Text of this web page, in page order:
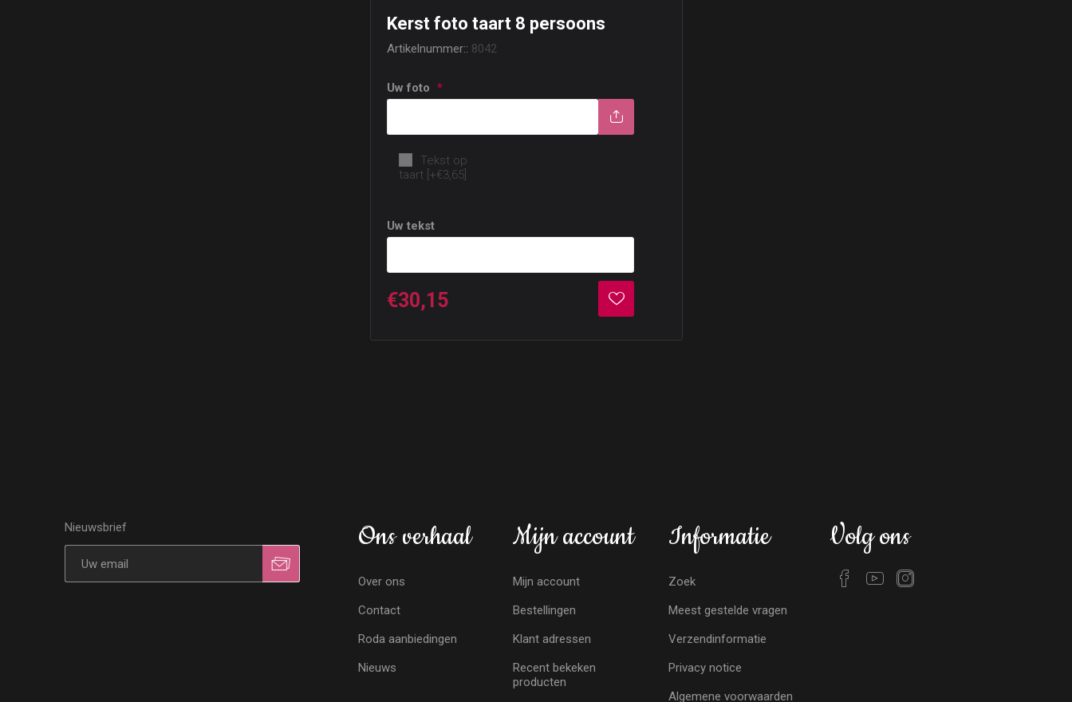
Kerst foto taart 8 persoons
Artikelnummer:: 8042
Uw foto *
Optie: Tekst
Tekst op
taart [+€3,65]
Uw tekst
€30,15
Nieuwsbrief Ons verhaal
Over ons
Contact
Roda aanbiedingen
Nieuws
Mijn account
Mijn account
Bestellingen
Klant adressen
Recent bekeken
producten
Informatie
Zoek
Meest gestelde vragen
Verzendinformatie
Privacy notice
Algemene voorwaarden
Volg ons